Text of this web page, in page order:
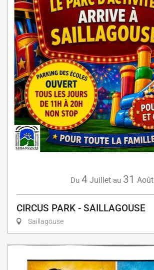
Du 4 Juillet au 31 Août
CIRCUS PARK - SAILLAGOUSE
Saillagouse